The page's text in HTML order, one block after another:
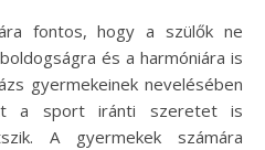
fontos, hogy a szülők ne
és a harmóniára is
gyermekeinek nevelésében
a sport iránti szeretet is
A gyermekek számára